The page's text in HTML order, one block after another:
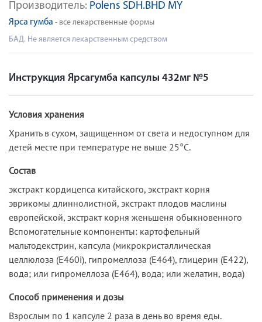
Производитель: Polens SDH.BHD MY
Ярса гумба - все лекарственные формы
БАД. Не является лекарственным средством
Инструкция Ярсагумба капсулы 432мг №5
Условия хранения
Хранить в сухом, защищенном от света и недоступном для
детей месте при температуре не выше 25°С.
Состав
экстракт кордицепса китайского, экстракт корня
эврикомы длиннолистной, экстракт плодов маслины
европейской, экстракт корня женьшеня обыкновенного
Вспомогательные компоненты: картофельный
мальтодекстрин, капсула (микрокристаллическая
целлюлоза (Е460i), гипромеллоза (Е464), глицерин (Е422),
вода; или гипромеллоза (Е464), вода; или желатин, вода)
Способ применения и дозы
Взрослым по 1 капсуле 2 раза в день во время еды.